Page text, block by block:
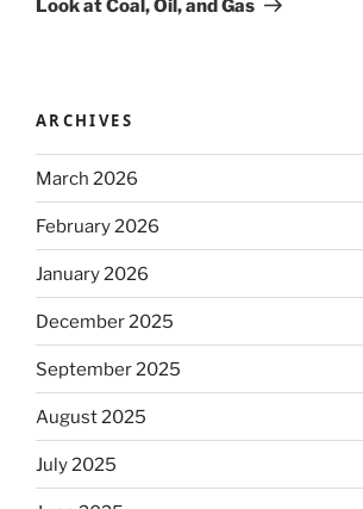
Look at Coal, Oil, and Gas
ARCHIVES
March 2026
February 2026
January 2026
December 2025
September 2025
August 2025
July 2025